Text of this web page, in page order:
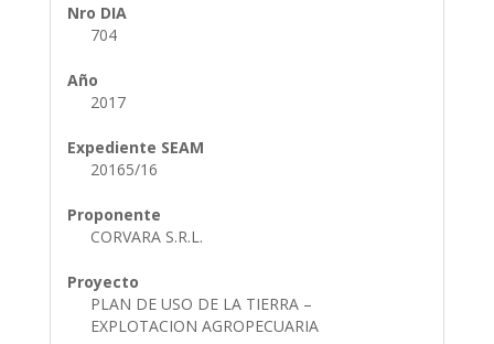
Nro DIA
704
Año
2017
Expediente SEAM
20165/16
Proponente
CORVARA S.R.L.
Proyecto
PLAN DE USO DE LA TIERRA –
EXPLOTACION AGROPECUARIA